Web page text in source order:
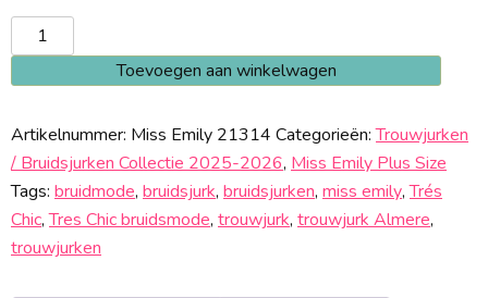
Miss
Emily
21314
Toevoegen aan winkelwagen
Artikelnummer: Miss Emily 21314 Categorieën:Trouwjurken
/ Bruidsjurken Collectie 2025-2026, Miss Emily Plus Size
Tags: bruidmode, bruidsjurk, bruidsjurken, miss emily,Trés
Chic,Tres Chic bruidsmode, trouwjurk, trouwjurk Almere,
trouwjurken